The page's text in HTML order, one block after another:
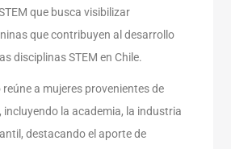
que busca visibilizar
que contribuyen al desarrollo
disciplinas STEM en Chile.
a mujeres provenientes de
la academia, la industria
destacando el aporte de